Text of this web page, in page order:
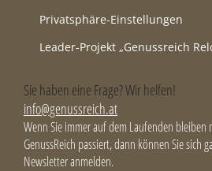
Privatsphäre-Einstellungen
Leader-Projekt „Genussreich
Sie haben eine Frage? Wir helfen!
info@genussreich.at
Wenn Sie immer auf dem Laufenden bleiben
GenussReich passiert, dann können Sie sich
Newsletter anmelden.